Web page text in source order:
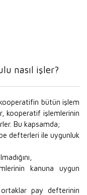
nasıl işler?
bütün işlem
kooperatif işlemlerinin
Bu kapsamda;
defterleri ile uygunluk
kanuna uygun
pay defterinin